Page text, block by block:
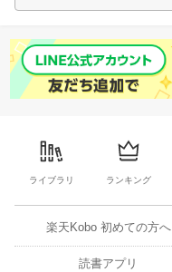
ライブラリ ランキング
楽天Kobo 初めての方へ
読書アプリ